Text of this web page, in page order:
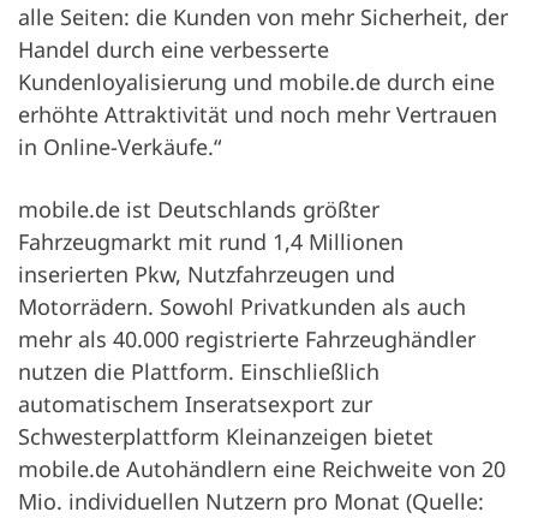
alle Seiten: die Kunden von mehr Sicherheit, der
Handel durch eine verbesserte
Kundenloyalisierung und mobile.de durch eine
erhöhte Attraktivität und noch mehr Vertrauen
in Online-Verkäufe.“
mobile.de ist Deutschlands größter
Fahrzeugmarkt mit rund 1,4 Millionen
inserierten Pkw, Nutzfahrzeugen und
Motorrädern. Sowohl Privatkunden als auch
mehr als 40.000 registrierte Fahrzeughändler
nutzen die Plattform. Einschließlich
automatischem Inseratsexport zur
Schwesterplattform Kleinanzeigen bietet
mobile.de Autohändlern eine Reichweite von 20
Mio. individuellen Nutzern pro Monat (Quelle: